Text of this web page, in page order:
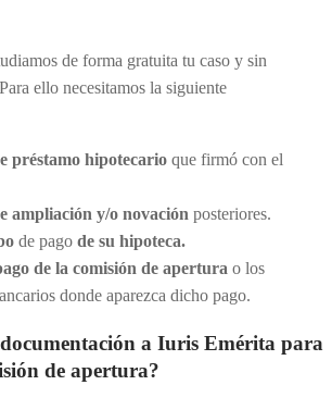
de forma gratuita tu caso y sin
ello necesitamos la siguiente
préstamo hipotecario que firmó con el
ampliación y/o novación posteriores.
de pago de su hipoteca.
de la comisión de apertura o los
donde aparezca dicho pago.
a Iuris Emérita para
de apertura?